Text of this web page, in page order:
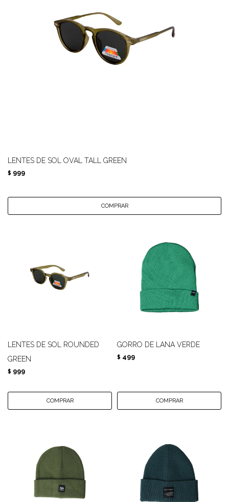
LENTES DE SOL OVAL TALL GREEN
$ 999
LENTES DE SOL ROUNDED
GREEN
$ 999
GORRO DE LANA VERDE
$ 499